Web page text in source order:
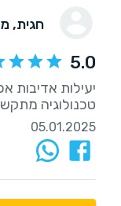
חגית,
5.0
יעילות אדיבות
טכנולוגיה
05.01.2025